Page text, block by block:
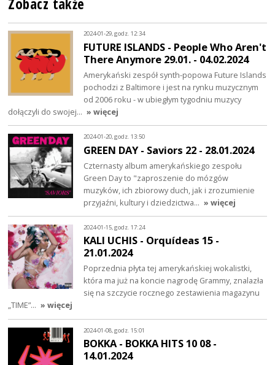
2024-01-29, godz. 12:34
FUTURE ISLANDS - People Who Aren't
There Anymore 29.01. - 04.02.2024
Amerykański zespół synth-popowa Future Islands
pochodzi z Baltimore i jest na rynku muzycznym
od 2006 roku - w ubiegłym tygodniu muzycy
dołączyli do swojej… » więcej
2024-01-20, godz. 13:50
GREEN DAY - Saviors 22 - 28.01.2024
Czternasty album amerykańskiego zespołu
Green Day to "zaproszenie do mózgów
muzyków, ich zbiorowy duch, jak i zrozumienie
przyjaźni, kultury i dziedzictwa… » więcej
2024-01-15, godz. 17:24
KALI UCHIS - Orquídeas 15 -
21.01.2024
Poprzednia płyta tej amerykańskiej wokalistki,
która ma już na koncie nagrodę Grammy, znalazła
się na szczycie rocznego zestawienia magazynu
„TIME”… » więcej
2024-01-08, godz. 15:01
BOKKA - BOKKA HITS 10 08 -
14.01.2024